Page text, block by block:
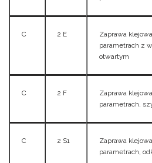
C 2 E
Zaprawa
parametrach z
otwartym
C 2 F
Zaprawa
parametrach,
C 2 S1
Zaprawa
parametrach,